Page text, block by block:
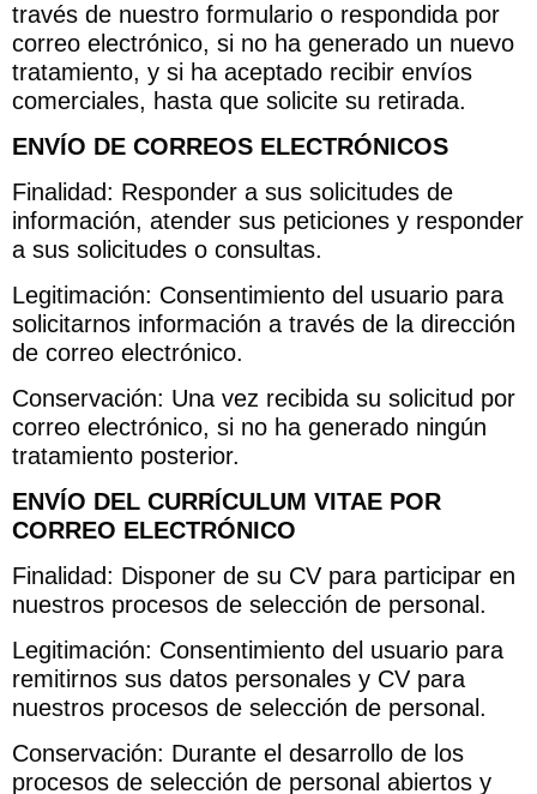
través de nuestro formulario o respondida por
correo electrónico, si no ha generado un nuevo
tratamiento, y si ha aceptado recibir envíos
comerciales, hasta que solicite su retirada.
ENVÍO DE CORREOS ELECTRÓNICOS
Finalidad: Responder a sus solicitudes de
información, atender sus peticiones y responder
a sus solicitudes o consultas.
Legitimación: Consentimiento del usuario para
solicitarnos información a través de la dirección
de correo electrónico.
Conservación: Una vez recibida su solicitud por
correo electrónico, si no ha generado ningún
tratamiento posterior.
ENVÍO DEL CURRÍCULUM VITAE POR
CORREO ELECTRÓNICO
Finalidad: Disponer de su CV para participar en
nuestros procesos de selección de personal.
Legitimación: Consentimiento del usuario para
remitirnos sus datos personales y CV para
nuestros procesos de selección de personal.
Conservación: Durante el desarrollo de los
procesos de selección de personal abiertos y